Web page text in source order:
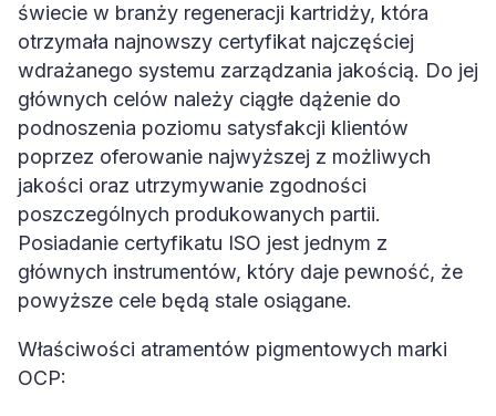
świecie w branży regeneracji kartridży, która
otrzymała najnowszy certyfikat najczęściej
wdrażanego systemu zarządzania jakością. Do jej
głównych celów należy ciągłe dążenie do
podnoszenia poziomu satysfakcji klientów
poprzez oferowanie najwyższej z możliwych
jakości oraz utrzymywanie zgodności
poszczególnych produkowanych partii.
Posiadanie certyfikatu ISO jest jednym z
głównych instrumentów, który daje pewność, że
powyższe cele będą stale osiągane.
Właściwości atramentów pigmentowych marki
OCP: